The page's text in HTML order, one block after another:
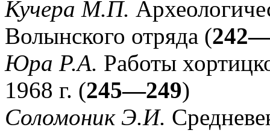
Кучера М.П.
Волынского отряда (
Юра Р.А. Работы
1968 г. (245—249)
Соломоник Э.И.